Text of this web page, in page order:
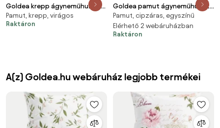
Goldea krepp ágyneműhuzat -
kerti dísznövények 140 x 200 és
70 x 90 cm
Pamut, krepp, virágos
Raktáron
Goldea pamut ágyneműhuzat
garnitúra - világos
vászonszövésű 140 x 200 és 70
x 90 cm
Pamut, cipzáras, egyszínű
Elérhető 2 webáruházban
Raktáron
A(z) Goldea.hu webáruház legjobb termékei